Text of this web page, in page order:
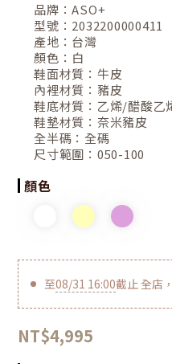
品牌：ASO+
型號： 2032200000411
產地： 台灣
顏色： 白
鞋面材質： 牛皮
內裡材質： 豬皮
鞋底材質： 乙烯/醋酸乙
鞋墊材質： 奈米豬皮
全半碼： 全碼
尺寸範圍： 050-100
顏色
至08/31 16:00截止 全店
NT$4,995